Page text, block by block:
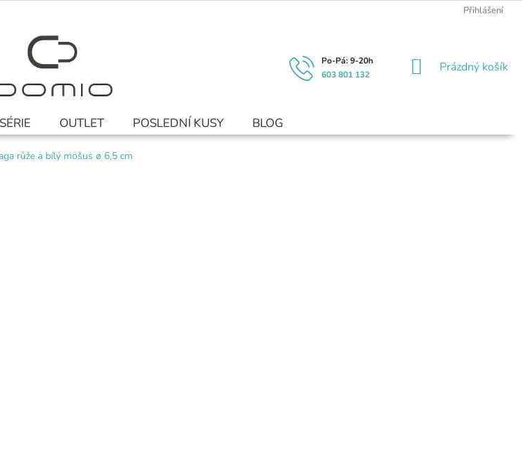
Přihlášení
603 801 132
NÁKUPNÍ
Prázdný košík
SÉRIE OUTLET POSLEDNÍ KUSY BLOG
růže a bílý mošus ø 6,5 cm